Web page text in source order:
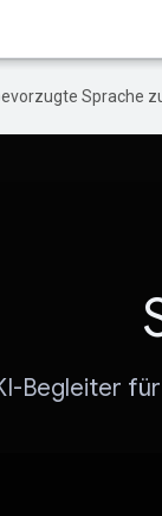
Sprache
Begleiter